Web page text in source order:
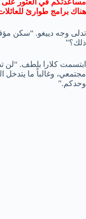
مساعدتكم في العثور
هناك برامج طوارئ
تدلى وجه دييغو. “سكن
ذلك؟”
ابتسمت كلارا بلطف. “لن
مجتمعي، وغالباً ما يتدخل
وحدكم.”